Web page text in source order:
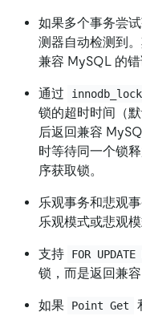
如果多个事务尝
测器自动检测到
兼容 MySQL 的
通过
锁的超时时间（
后返回兼容
时等待同一个锁
序获取锁。
乐观事务和悲观
乐观模式或悲观模
支持 FOR UPDATE
锁，而是返回兼
如果 Point Get